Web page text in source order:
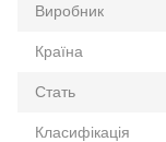
Виробник
Країна
Стать
Класифікація